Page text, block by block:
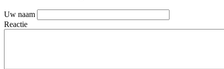
Uw naam
Reactie